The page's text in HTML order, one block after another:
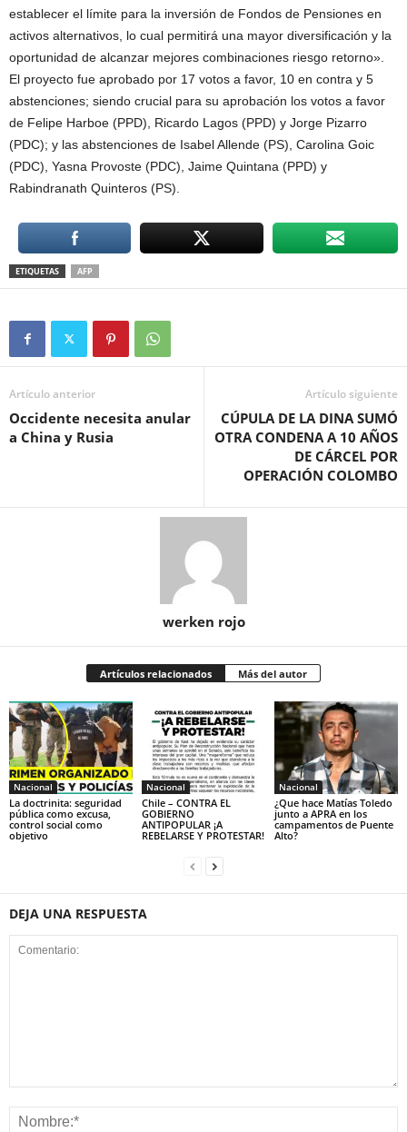
establecer el límite para la inversión de Fondos de Pensiones en
activos alternativos, lo cual permitirá una mayor diversificación y la
oportunidad de alcanzar mejores combinaciones riesgo retorno».
El proyecto fue aprobado por 17 votos a favor, 10 en contra y 5
abstenciones; siendo crucial para su aprobación los votos a favor
de Felipe Harboe (PPD), Ricardo Lagos (PPD) y Jorge Pizarro
(PDC); y las abstenciones de Isabel Allende (PS), Carolina Goic
(PDC), Yasna Provoste (PDC), Jaime Quintana (PPD) y
Rabindranath Quinteros (PS).
ETIQUETAS AFP
Artículo anterior
Occidente necesita anular
a China y Rusia
Artículo siguiente
CÚPULA DE LA DINA SUMÓ
OTRA CONDENA A 10 AÑOS
DE CÁRCEL POR
OPERACIÓN COLOMBO
werken rojo
Artículos relacionados Más del autor
Nacional
La doctrinita: seguridad
pública como excusa,
control social como
objetivo
Nacional
Chile – CONTRA EL
GOBIERNO
ANTIPOPULAR ¡A
REBELARSE Y PROTESTAR!
Nacional
¿Que hace Matías Toledo
junto a APRA en los
campamentos de Puente
Alto?
DEJA UNA RESPUESTA